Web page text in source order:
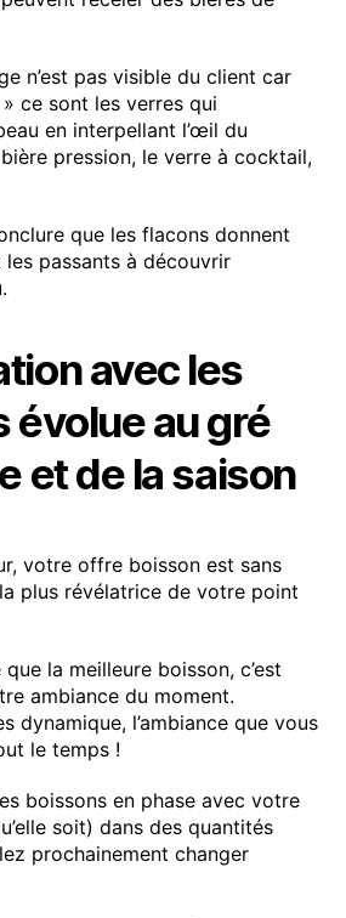
n’est pas visible du client car
ce sont les verres qui
en interpellant l’œil du
pression, le verre à cocktail,
que les flacons donnent
passants à découvrir
avec les
évolue au gré
et de la saison
votre offre boisson est sans
plus révélatrice de votre point
la meilleure boisson, c’est
ambiance du moment.
dynamique, l’ambiance que vous
le temps !
boissons en phase avec votre
soit) dans des quantités
prochainement changer